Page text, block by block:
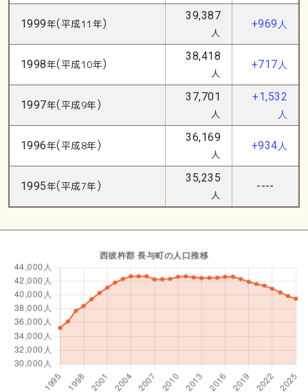
1999年(平成11年)
39,387
人
+969 人
1998年(平成10年)
38,418
人
+717人
1997年(平成9年)
37,701
人
+1,532
人
1996年(平成8年)
36,169
人
+934人
1995年(平成7年)
35,235
人
----